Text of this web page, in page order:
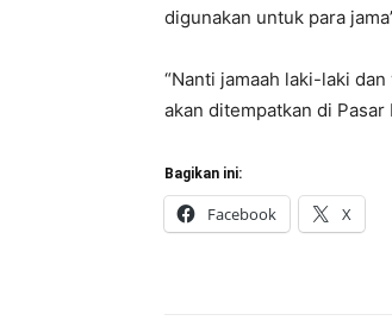
digunakan untuk para
“Nanti jamaah laki-laki
akan ditempatkan di
Bagikan ini:
Facebook X